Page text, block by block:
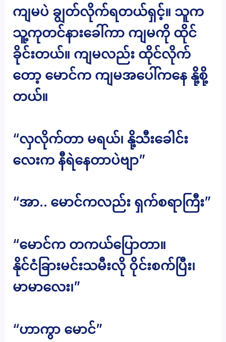
ကျမပဲ ချွတ်လိုက်ရတယ်ရှင့်။ သူက
သူ့ကုတင်နားခေါ်ကာ ကျမကို ထိုင်
ခိုင်းတယ်။ ကျမလည်း ထိုင်လိုက်
တော့ မောင်က ကျမအပေါ်ကနေ နို့စို့
တယ်။
“လှလိုက်တာ မရယ်၊ နို့သီးခေါင်း
လေးက နီရဲနေတာပဲဗျာ”
“အာ.. မောင်ကလည်း ရှက်စရာကြီး”
“မောင်က တကယ်ပြောတာ။
နိုင်ငံခြားမင်းသမီးလို ဝိုင်းစက်ပြီး၊
မာမာလေး၊”
“ဟာကွာ မောင်”